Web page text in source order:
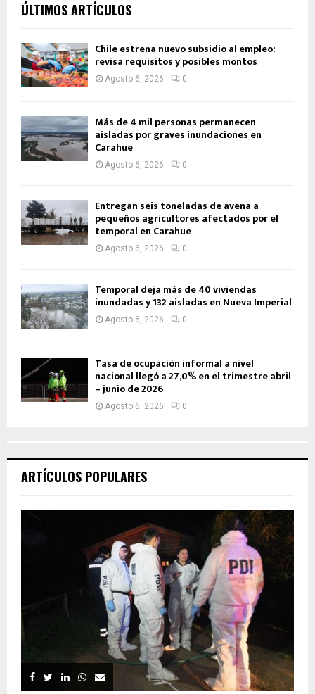
ÚLTIMOS ARTÍCULOS
Chile estrena nuevo subsidio al empleo:
revisa requisitos y posibles montos
Agosto 6, 2026 0
Más de 4 mil personas permanecen
aisladas por graves inundaciones en
Carahue
Agosto 6, 2026 0
Entregan seis toneladas de avena a
pequeños agricultores afectados por el
temporal en Carahue
Agosto 6, 2026 0
Temporal deja más de 40 viviendas
inundadas y 132 aisladas en Nueva Imperial
Agosto 6, 2026 0
Tasa de ocupación informal a nivel
nacional llegó a 27,0% en el trimestre abril
– junio de 2026
Agosto 6, 2026 0
ARTÍCULOS POPULARES